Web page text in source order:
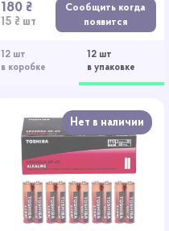
12 шт
в коробке
12 шт
в упаковке
180 ₴
15 ₴ шт
Сообщить когда
появится
Нет в наличии